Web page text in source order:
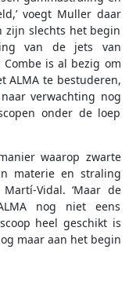
voegt Muller daar
zijn slechts het begin
van de jets van
is al bezig om
ALMA te bestuderen,
verwachting nog
onder de loep
waarop zwarte
materie en straling
Vidal. ‘Maar de
nog niet eens
heel geschikt is
maar aan het begin